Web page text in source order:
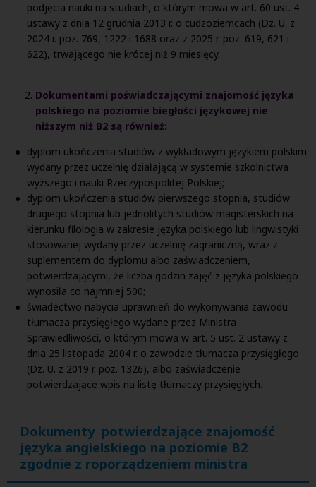
podjęcia nauki na studiach, o którym mowa w art. 60 ust. 4
ustawy z dnia 12 grudnia 2013 r. o cudzoziemcach (Dz. U. z
2024 r. poz. 769, 1222 i 1688 oraz z 2025 r. poz. 619, 621 i
622), trwającego nie krócej niż 9 miesięcy.
Dokumentami poświadczającymi znajomość języka
polskiego na poziomie biegłości językowej nie
niższym niż B2 są również:
dyplom ukończenia studiów z wykładowym językiem polskim
wydany przez uczelnię działającą w systemie szkolnictwa
wyższego i nauki Rzeczypospolitej Polskiej;
dyplom ukończenia studiów pierwszego stopnia, studiów
drugiego stopnia lub jednolitych studiów magisterskich na
kierunku filologia w zakresie języka polskiego lub lingwistyki
stosowanej wydany przez uczelnię zagraniczną, wraz z
suplementem do dyplomu albo zaświadczeniem,
potwierdzającymi, że liczba godzin zajęć z języka polskiego
wynosiła co najmniej 500;
świadectwo nabycia uprawnień do wykonywania zawodu
tłumacza przysięgłego wydane przez Ministra
Sprawiedliwości, o którym mowa w art. 5 ust. 2 ustawy z
dnia 25 listopada 2004 r. o zawodzie tłumacza przysięgłego
(Dz. U. z 2019 r. poz. 1326), albo zaświadczenie
potwierdzające wpis na listę tłumaczy przysięgłych.
Dokumenty potwierdzające znajomość
języka angielskiego na poziomie B2
zgodnie z roporządzeniem ministra